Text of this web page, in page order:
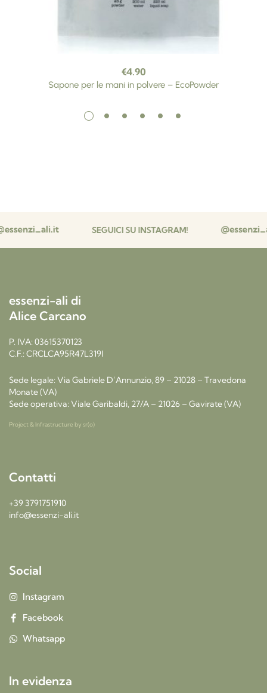
€4.90
Sapone per le mani in polvere – EcoPowder
essenzi-ali di
Alice Carcano
P. IVA: 03615370123
C.F.: CRCLCA95R47L319I
Sede legale: Via Gabriele D’Annunzio, 89 – 21028 – Travedona
Monate (VA)
Sede operativa: Viale Garibaldi, 27/A – 21026 – Gavirate (VA)
Project & Infrastructure by sr(o)
Contatti
+39 3791751910
info@essenzi-ali.it
Social
Instagram
Facebook
Whatsapp
In evidenza